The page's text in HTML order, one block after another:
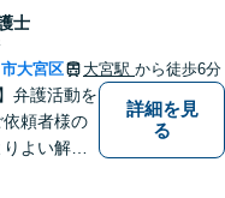
士
大宮区 大宮駅 から徒歩6分
弁護活動を
頼者様の
よい解決
詳細を見
る